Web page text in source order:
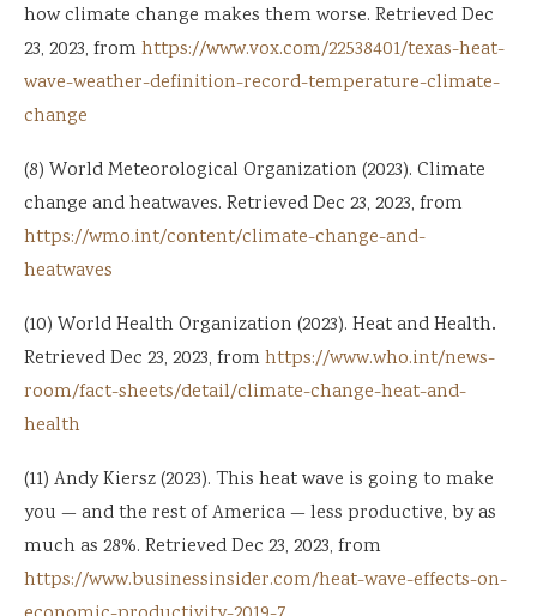
how climate change makes them worse. Retrieved Dec
23, 2023, from https://www.vox.com/22538401/texas-heat-
wave-weather-definition-record-temperature-climate-
change
(8) World Meteorological Organization (2023). Climate
change and heatwaves. Retrieved Dec 23, 2023, from
https://wmo.int/content/climate-change-and-
heatwaves
(10) World Health Organization (2023). Heat and Health.
Retrieved Dec 23, 2023, from https://www.who.int/news-
room/fact-sheets/detail/climate-change-heat-and-
health
(11) Andy Kiersz (2023). This heat wave is going to make
you — and the rest of America — less productive, by as
much as 28%. Retrieved Dec 23, 2023, from
https://www.businessinsider.com/heat-wave-effects-on-